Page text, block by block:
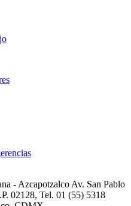
- Azcapotzalco Av. San Pablo
02128, Tel. 01 (55) 5318